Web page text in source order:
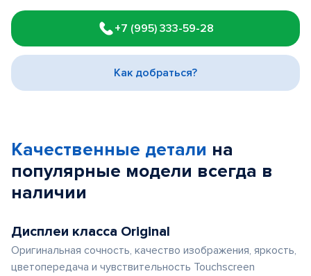
1
of
3
+7 (995) 333-59-28
Как добраться?
Качественные детали на
популярные модели всегда в
наличии
Дисплеи класса Original
Оригинальная сочность, качество изображения, яркость,
цветопередача и чувствительность Touchscreen